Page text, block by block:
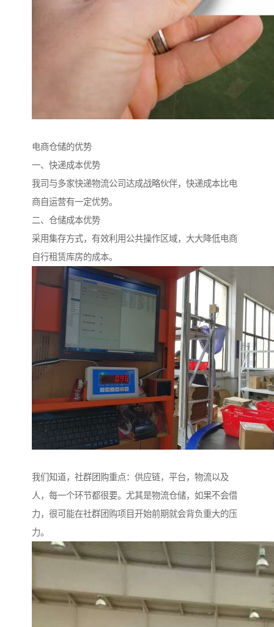
电商仓储的优势
一、快递成本优势
我司与多家快递物流公司达成战略伙伴，快递成本比电
商自运营有一定优势。
二、仓储成本优势
采用集存方式，有效利用公共操作区域，大大降低电商
自行租赁库房的成本。
我们知道，社群团购重点：供应链，平台，物流以及
人，每一个环节都很要。尤其是物流仓储，如果不会借
力，很可能在社群团购项目开始前期就会背负重大的压
力。